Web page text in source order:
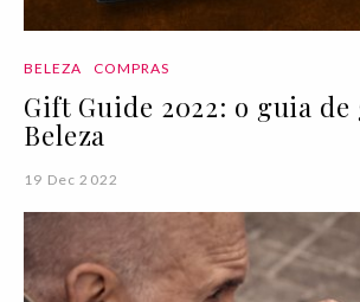
BELEZA COMPRAS
Gift Guide 2022: o guia de
Beleza
19 Dec 2022